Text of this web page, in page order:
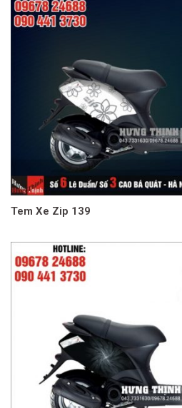
Tem Xe Zip 139